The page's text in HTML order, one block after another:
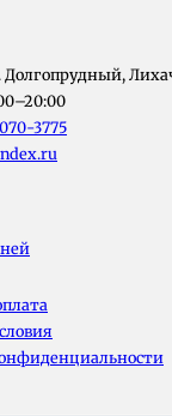
Долгопрудный,
3775